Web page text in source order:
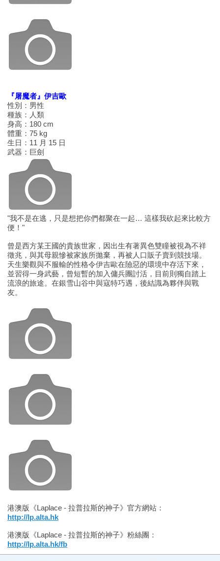
『屠魔者』伊吉歐
性別：男性
種族：人類
身高：180 cm
體重：75 kg
生日：11 月 15 日
武器：巨劍
"我不是在逃，只是想把你們都聚在一起… 這樣我砍起來比較方
便！"
曾是西方某王國的貴族世家，因出生有著異色雙瞳被視為不祥
徵兆，與其母親慘被家族所拋棄，再被人口販子賣到競技場。
天生樂觀與不服輸的性格令伊吉歐在險惡的環境中存活下來，
並習得一身武藝，曾短暫的加入傭兵團討活，目前則獨自踏上
流浪的旅途。在銀雪山谷中與寇特巧遇，後結識為夥伴與戰
友。
港澳版《Laplace - 拉普拉斯的神子》官方網站：
http://lp.alta.hk
港澳版《Laplace - 拉普拉斯的神子》粉絲團：
http://lp.alta.hk/fb